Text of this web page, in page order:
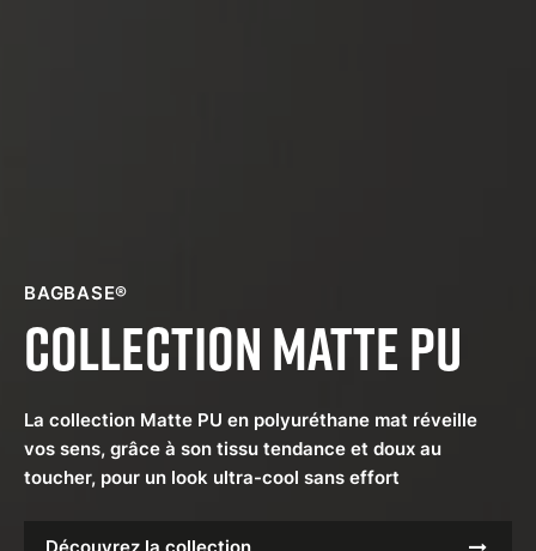
BAGBASE®
Collection Matte PU
La collection Matte PU en polyuréthane mat réveille
vos sens, grâce à son tissu tendance et doux au
toucher, pour un look ultra-cool sans effort
Découvrez la collection